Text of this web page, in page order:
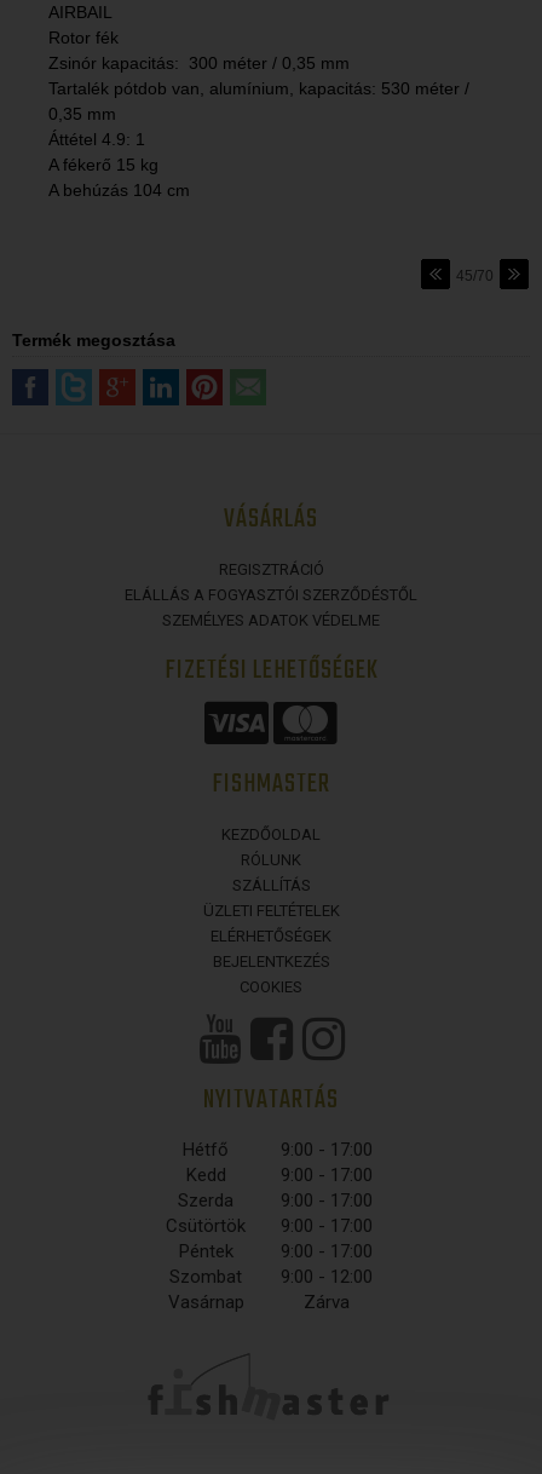
AIRBAIL
Rotor fék
Zsinór kapacitás: 300 méter / 0,35 mm
Tartalék pótdob van, alumínium, kapacitás: 530 méter /
0,35 mm
Áttétel 4.9: 1
A fékerő 15 kg
A behúzás 104 cm
45/70
Termék megosztása
VÁSÁRLÁS
REGISZTRÁCIÓ
ELÁLLÁS A FOGYASZTÓI SZERZŐDÉSTŐL
SZEMÉLYES ADATOK VÉDELME
FIZETÉSI LEHETŐSÉGEK
FISHMASTER
KEZDŐOLDAL
RÓLUNK
SZÁLLÍTÁS
ÜZLETI FELTÉTELEK
ELÉRHETŐSÉGEK
BEJELENTKEZÉS
COOKIES
NYITVATARTÁS
Hétfő
9:00 - 17:00
Kedd
9:00 - 17:00
Szerda
9:00 - 17:00
Csütörtök
9:00 - 17:00
Péntek
9:00 - 17:00
Szombat
9:00 - 12:00
Vasárnap
Zárva